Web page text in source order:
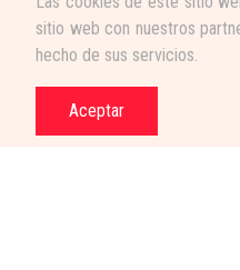
sitio web con nuestros
hecho de sus servicios.
Aceptar